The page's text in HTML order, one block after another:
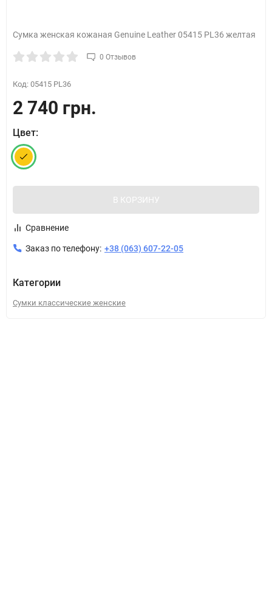
Сумка женская кожаная Genuine Leather 05415 PL36 желтая
0 Отзывов
Код: 05415 PL36
2 740 грн.
Цвет:
В КОРЗИНУ
Сравнение
Заказ по телефону: +38 (063) 607-22-05
Категории
Сумки классические женские